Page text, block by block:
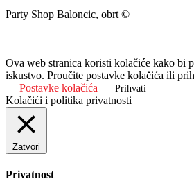
Party Shop Baloncic, obrt ©
Ova web stranica koristi kolačiće kako bi
iskustvo. Proučite postavke kolačića ili
Postavke kolačića
Prihvati
Kolačići i politika privatnosti
Zatvori
Privatnost